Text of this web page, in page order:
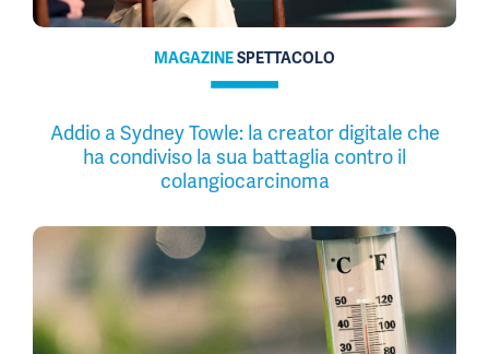
MAGAZINESPETTACOLO
Addio a Sydney Towle: la creator digitale che
ha condiviso la sua battaglia contro il
colangiocarcinoma